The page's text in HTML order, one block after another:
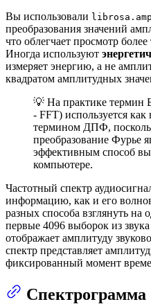
Вы использовали
преобразования значений
что облегчает просмотр
Иногда используют
измеряет энергию, а не
квадратом амплитудных
💡 На практике термин
- FFT) используется
термином ДПФ,
преобразование Фурье
эффективным способ
компьютере.
Частотный спектр
информацию, как и его
разных способа взглянуть на
первые 4096 выборок из
отображает амплитуду
спектр представляет
фиксированный момент
Спектрограмма